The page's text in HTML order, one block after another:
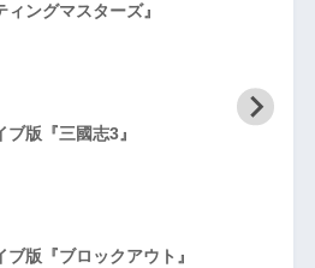
ィングマスターズ』
ブ版『三國志3』
ブ版『ブロックアウト』